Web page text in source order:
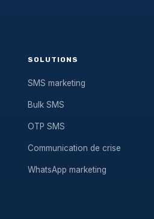
SOLUTIONS
SMS marketing
Bulk SMS
OTP SMS
Communication de crise
WhatsApp marketing